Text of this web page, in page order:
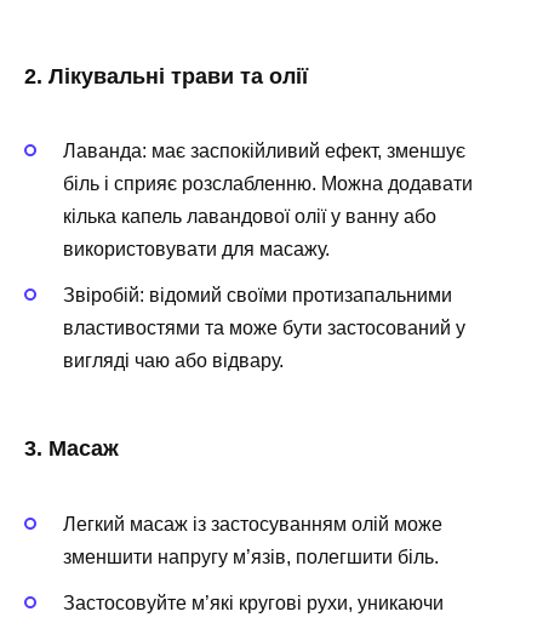
2. Лікувальні трави та олії
Лаванда: має заспокійливий ефект, зменшує
біль і сприяє розслабленню. Можна додавати
кілька капель лавандової олії у ванну або
використовувати для масажу.
Звіробій: відомий своїми протизапальними
властивостями та може бути застосований у
вигляді чаю або відвару.
3. Масаж
Легкий масаж із застосуванням олій може
зменшити напругу м’язів, полегшити біль.
Застосовуйте м’які кругові рухи, уникаючи